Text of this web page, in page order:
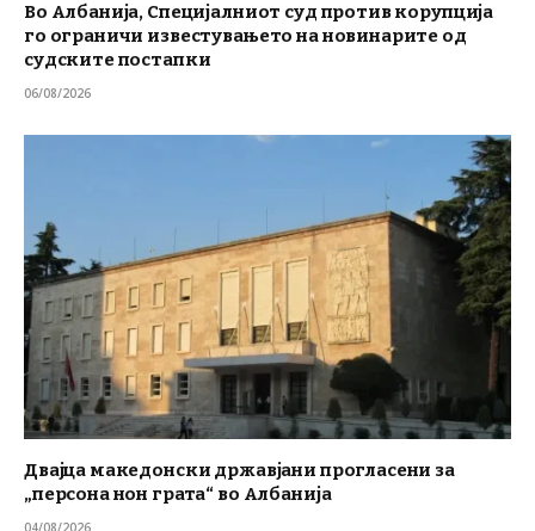
Во Албанија, Специјалниот суд против корупција
го ограничи известувањето на новинарите од
судските постапки
06/08/2026
Двајца македонски државјани прогласени за
„персона нон грата“ во Албанија